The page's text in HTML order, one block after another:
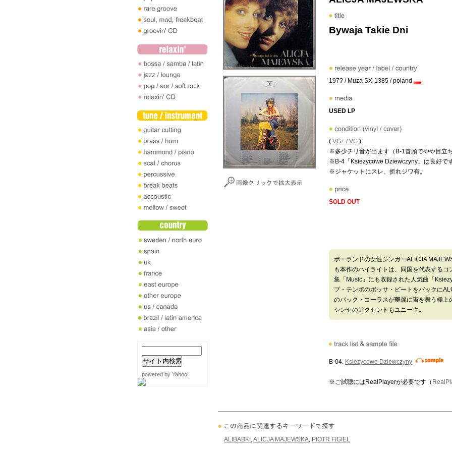
powered by Yahoo!
Bywaja Takie Dni
197? / Muza SX-1385 / poland
USED LP
( VG+ / VG )
※多少チリ音が出ます（B-1冒頭でやや目立ち
※B-4「Ksiezycowe Dziewczyny」は良好です
※ジャケットにスレ、折れジワ有。
SOLD OUT
ポーランドの女性シンガーALICJA
も本作のハイライトは、同国を代表するコ
集「Music」にも収録された人気曲「
プ・テンポのボッサ・ビートをバックに
のバック・コーラスが華麗に宙を舞う極上
シンセのアクセントもユニーク。
B-04. Ksiezycowe Dziewczyny
※ご試聴にはRealPlayerが必要です（
ALIBABKI ALICJA MAJEWSKA PIOTR FIGIEL